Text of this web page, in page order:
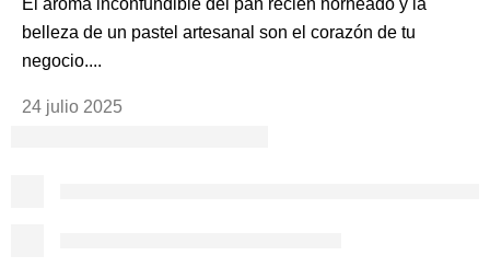
El aroma inconfundible del pan recién horneado y la
belleza de un pastel artesanal son el corazón de tu
negocio....
24 julio 2025